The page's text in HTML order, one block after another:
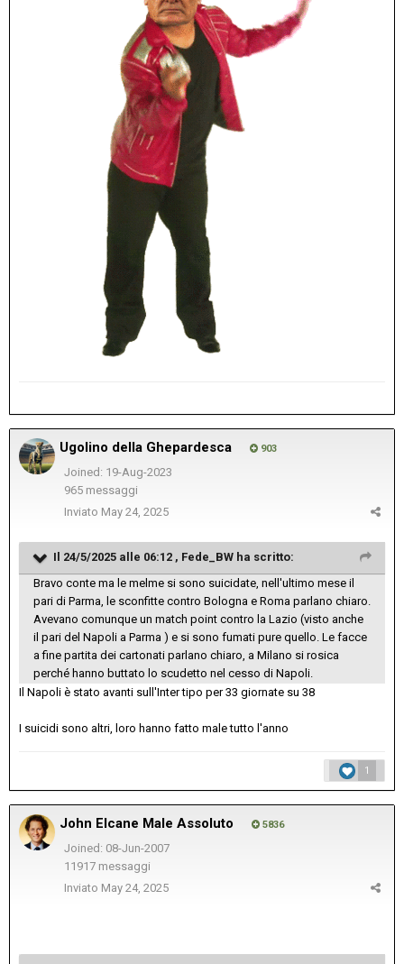
Ugolino della Ghepardesca 903
Joined: 19-Aug-2023
965 messaggi
Inviato May 24, 2025
Il 24/5/2025 alle 06:12 , Fede_BW ha scritto:
Bravo conte ma le melme si sono suicidate, nell'ultimo mese il
pari di Parma, le sconfitte contro Bologna e Roma parlano chiaro.
Avevano comunque un match point contro la Lazio (visto anche
il pari del Napoli a Parma ) e si sono fumati pure quello. Le facce
a fine partita dei cartonati parlano chiaro, a Milano si rosica
perché hanno buttato lo scudetto nel cesso di Napoli.
Il Napoli è stato avanti sull'Inter tipo per 33 giornate su 38
I suicidi sono altri, loro hanno fatto male tutto l'anno
1
John Elcane Male Assoluto 5836
Joined: 08-Jun-2007
11917 messaggi
Inviato May 24, 2025